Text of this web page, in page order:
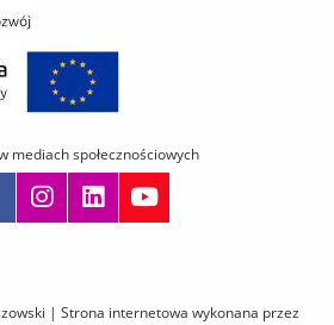
| Strona internetowa wykonana przez
mediach społecznościowych
i